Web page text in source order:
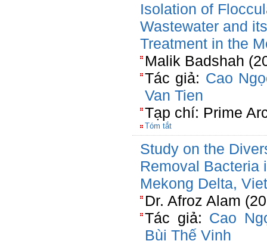
Isolation of
Wastewater and
Treatment in the
Malik Badshah
Tác giả: Cao
Van Tien
Tạp chí: Prime
Tóm tắt
Study on the
Removal Bacteria
Mekong Delta,
Dr. Afroz Alam
Tác giả: Cao
Bùi Thế Vinh